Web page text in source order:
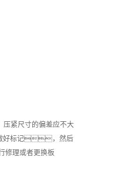
尺寸的偏差应不大
好标记，然后
修理或者更换板